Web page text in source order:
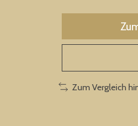
Zum Vergleich